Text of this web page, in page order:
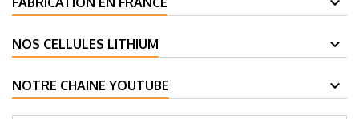
NOS CELLULES LITHIUM
NOTRE CHAINE YOUTUBE